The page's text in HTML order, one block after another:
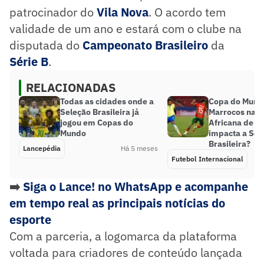
patrocinador doVila Nova. O acordo tem
validade de um ano e estará com o clube na
disputada do Campeonato Brasileiro da
Série B.
RELACIONADAS
Todas as cidades onde a
Seleção Brasileira já
jogou em Copas do
Mundo
Lancepédia Há 5 meses
Copa do
Marrocos na
Africana de
impacta a
Brasileira?
Futebol Internacional
➡️ Siga o Lance! no WhatsApp e acompanhe
em tempo real as principais notícias do
esporte
Com a parceria, a logomarca da plataforma
voltada para criadores de conteúdo lançada